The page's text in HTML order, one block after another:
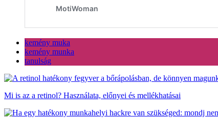
kemény muka
kemény munka
tanulság
Mi is az a retinol? Használata, előnyei és mellékhatásai